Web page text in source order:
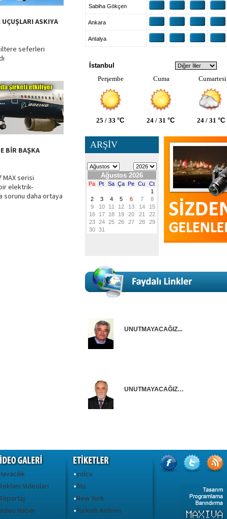
UÇUŞLARI ASKIYA
seferleri
BİR BAŞKA
MAX serisi
elektrik-
sorunu daha ortaya
Sabiha Gökçen
Ankara
Antalya
İstanbul
Perşembe
Cuma Cumartesi
25 / 33 °C 24 / 31 °C 24 / 31 °C
ARŞİV
UNUTMAYACAĞIZ...
UNUTMAYACAĞIZ…
Videoları
Haber
•yolcu
•filo
•New York
•Turkish Airlines